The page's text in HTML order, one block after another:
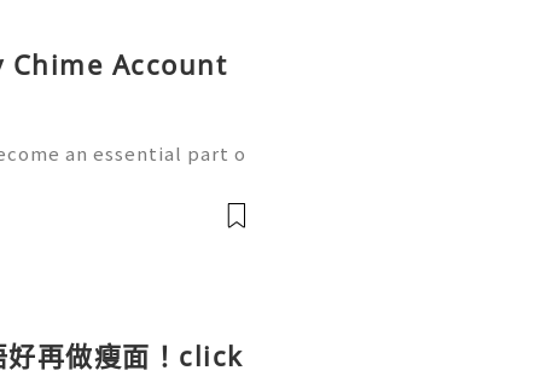
Chime Account
an essential part o
handle payments, moni
好再做瘦面！click